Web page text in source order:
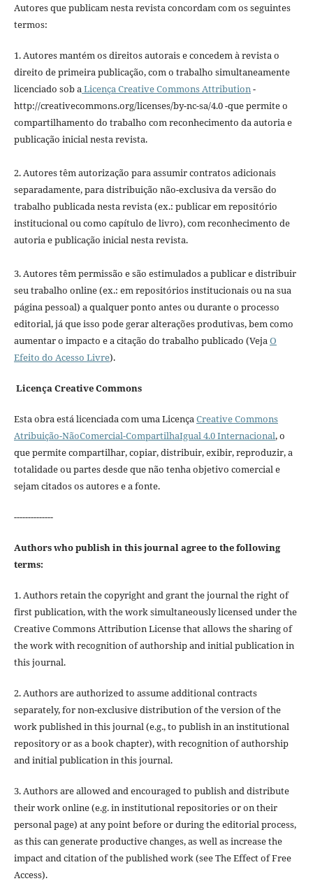
Autores que publicam nesta revista concordam com os seguintes
termos:
1. Autores mantém os direitos autorais e concedem à revista o
direito de primeira publicação, com o trabalho simultaneamente
licenciado sob aLicença Creative Commons Attribution-
http://creativecommons.org/licenses/by-nc-sa/4.0 -que permite o
compartilhamento do trabalho com reconhecimento da autoria e
publicação inicial nesta revista.
2. Autores têm autorização para assumir contratos adicionais
separadamente, para distribuição não-exclusiva da versão do
trabalho publicada nesta revista (ex.: publicar em repositório
institucional ou como capítulo de livro), com reconhecimento de
autoria e publicação inicial nesta revista.
3. Autores têm permissão e são estimulados a publicar e distribuir
seu trabalho online (ex.: em repositórios institucionais ou na sua
página pessoal) a qualquer ponto antes ou durante o processo
editorial, já que isso pode gerar alterações produtivas, bem como
aumentar o impacto e a citação do trabalho publicado (VejaO
Efeito do Acesso Livre).
Licença Creative Commons
Esta obra está licenciada com uma LicençaCreative Commons
Atribuição-NãoComercial-CompartilhaIgual 4.0 Internacional, o
que permite compartilhar, copiar, distribuir, exibir, reproduzir, a
totalidade ou partes desde que não tenha objetivo comercial e
sejam citados os autores e a fonte.
--------------
Authors who publish in this journal agree to the following
terms:
1. Authors retain the copyright and grant the journal the right of
first publication, with the work simultaneously licensed under the
Creative Commons Attribution License that allows the sharing of
the work with recognition of authorship and initial publication in
this journal.
2. Authors are authorized to assume additional contracts
separately, for non-exclusive distribution of the version of the
work published in this journal (e.g., to publish in an institutional
repository or as a book chapter), with recognition of authorship
and initial publication in this journal.
3. Authors are allowed and encouraged to publish and distribute
their work online (e.g. in institutional repositories or on their
personal page) at any point before or during the editorial process,
as this can generate productive changes, as well as increase the
impact and citation of the published work (see The Effect of Free
Access).